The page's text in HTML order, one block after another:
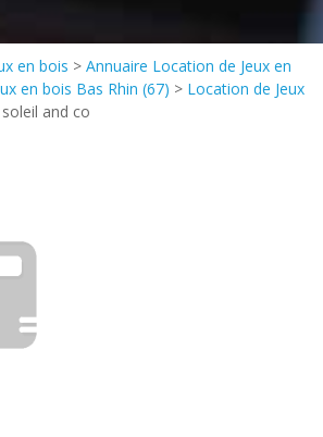
en bois > Annuaire Location de Jeux en
en bois Bas Rhin (67) > Location de Jeux
soleil and co